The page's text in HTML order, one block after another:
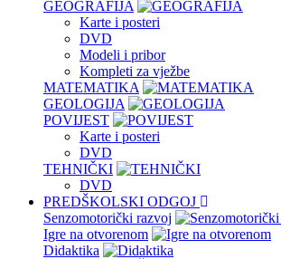
GEOGRAFIJA
Karte i posteri
DVD
Modeli i pribor
Kompleti za vježbe
MATEMATIKA
GEOLOGIJA
POVIJEST
Karte i posteri
DVD
TEHNIČKI
DVD
PREDŠKOLSKI ODGOJ
Senzomotorički razvoj
Igre na otvorenom
Didaktika